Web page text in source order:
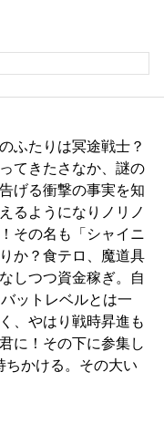
ふたりは冥途戦士？
てきたさなか、謎の
げる衝撃の事実を知
るようになりノリノ
その名も「シャイニ
か？食テロ、魔道具
しつつ資金稼ぎ。自
ットレベルとは一
、やはり戦時昇進も
に！その下に参集し
ちかける。その大い